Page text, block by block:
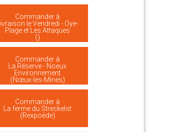
Commander à
Livraison le Vendredi - Oye-
Plage et Les Attaques
()
Commander à
La Réserve - Noeux
Environnement
(Nœux-les-Mines)
Commander à
La ferme du Streckelst
(Rexpoëde)